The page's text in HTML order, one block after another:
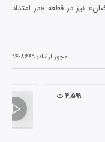
نیز در قطعه «در امتداد
مجوز ارشاد: ۹۴-۸۶۶۹
۴,۵۹۹ ت